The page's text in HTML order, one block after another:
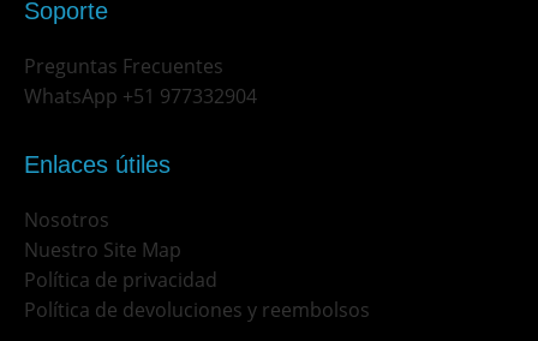
Soporte
Preguntas Frecuentes
WhatsApp +51 977332904
Enlaces útiles
Nosotros
Nuestro Site Map
Política de privacidad
Política de devoluciones y reembolsos